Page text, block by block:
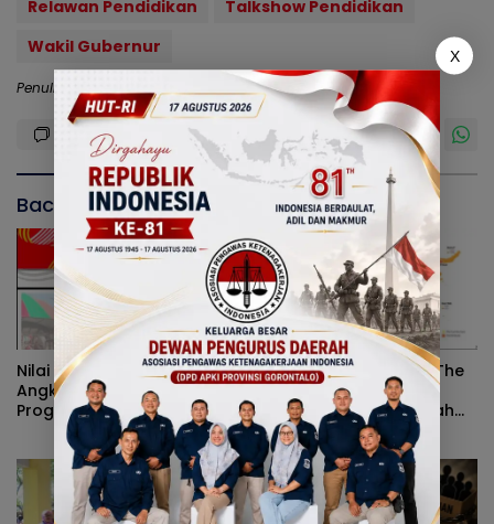
Relawan Pendidikan
Talkshow Pendidikan
Wakil Gubernur
Penulis: Dodi Editor: Redaksi
Baca Juga
Nilai Tukar Petani Naik,
Angka Kemiskinan Turun,
Program Gusnar-Idah
Jadi Penggerak Ekonomi
Dan Dinikmati Masyarakat
Peran Pemerintah On The
Track, Pertumbuhan
Ekonomi Stabil Ditengah
Efisiensi Anggaran
X